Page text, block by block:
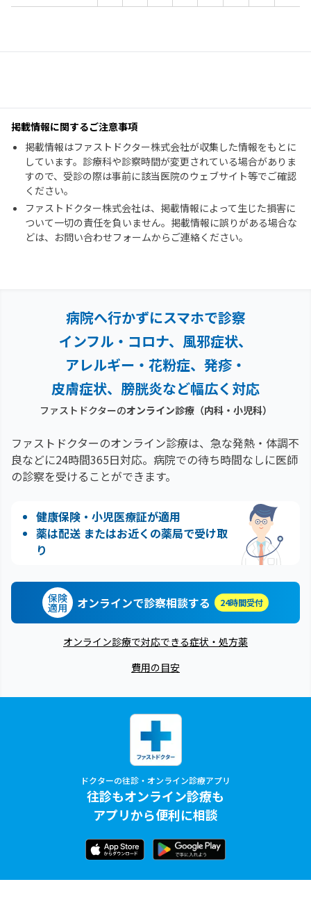
掲載情報に関するご注意事項
掲載情報はファストドクター株式会社が収集した情報をもとに
しています。診療科や診察時間が変更されている場合がありま
すので、受診の際は事前に該当医院のウェブサイト等でご確認
ください。
ファストドクター株式会社は、掲載情報によって生じた損害に
ついて一切の責任を負いません。掲載情報に誤りがある場合な
どは、お問い合わせフォームからご連絡ください。
病院へ行かずにスマホで診察
インフル・コロナ、風邪症状、
アレルギー・花粉症、 発疹・
皮膚症状、膀胱炎など幅広く対応
ファストドクターのオンライン診療（内科・小児科）
ファストドクターのオンライン診療は、急な発熱・体調不
良などに24時間365日対応。 病院での待ち時間なしに医師
の診察を受けることができます。
健康保険・小児医療証が適用
薬は配送 またはお近くの薬局で受け取
り
保険
適用 オンラインで診察相談する 24時間受付
オンライン診療で対応できる症状・処方薬
費用の目安
ドクターの往診・オンライン診療アプリ
往診もオンライン診療も
アプリから便利に相談